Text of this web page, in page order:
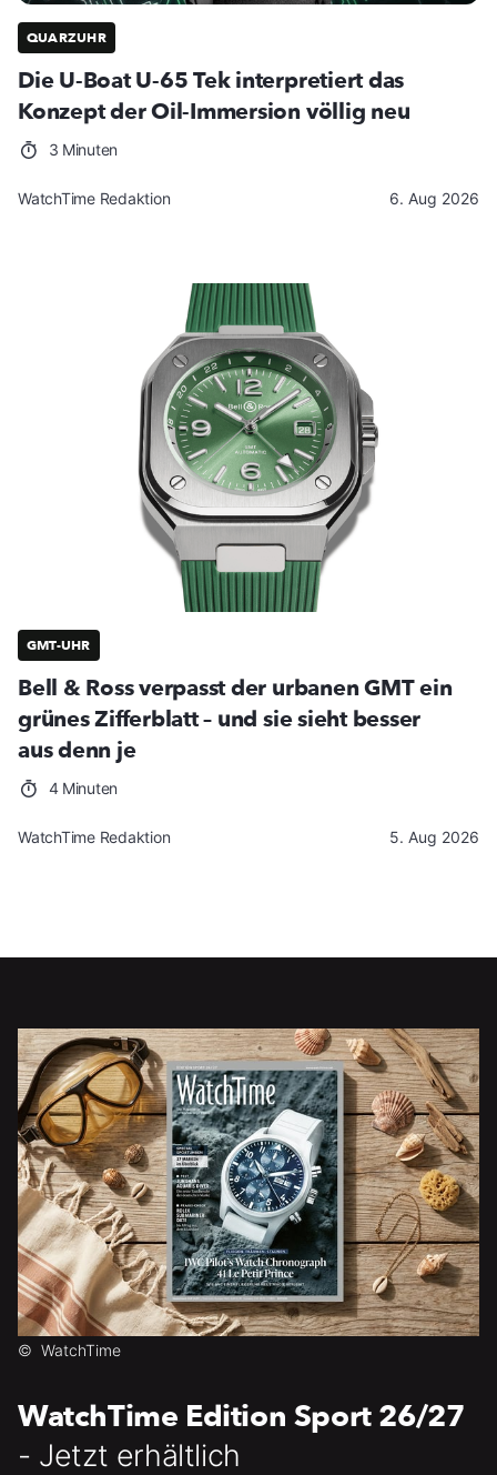
QUARZUHR
Die U-Boat U-65 Tek interpretiert das
Konzept der Oil-Immersion völlig neu
3 Minuten
WatchTime Redaktion 6. Aug 2026
GMT-UHR
Bell & Ross verpasst der urbanen GMT ein
grünes Zifferblatt – und sie sieht besser
aus denn je
4 Minuten
WatchTime Redaktion 5. Aug 2026
© WatchTime
WatchTime Edition Sport 26/27
- Jetzt erhältlich